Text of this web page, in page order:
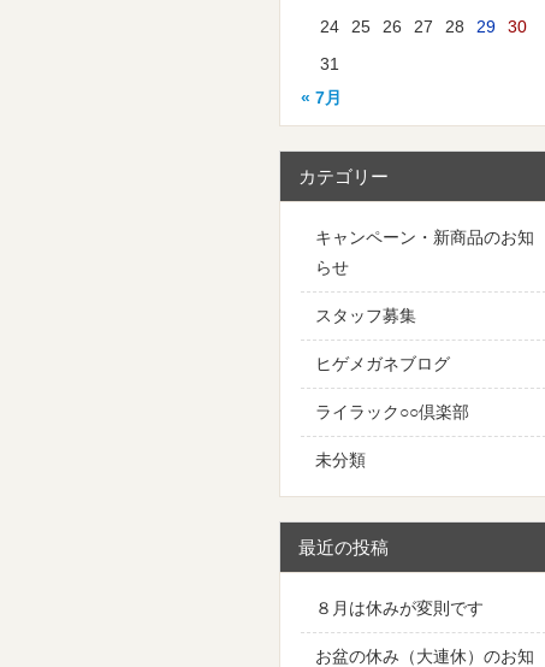
24
25 26 27 28 29
30
31
« 7月
カテゴリー
キャンペーン・新商品のお知
らせ
スタッフ募集
ヒゲメガネブログ
ライラック○○倶楽部
未分類
最近の投稿
８月は休みが変則です
お盆の休み（大連休）のお知